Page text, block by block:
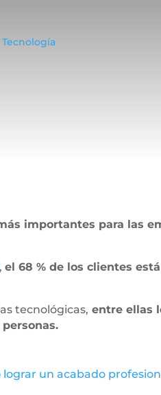
Tecnología
importantes para las
,el 68 % de los clientes
tecnológicas, entre ellas
un acabado